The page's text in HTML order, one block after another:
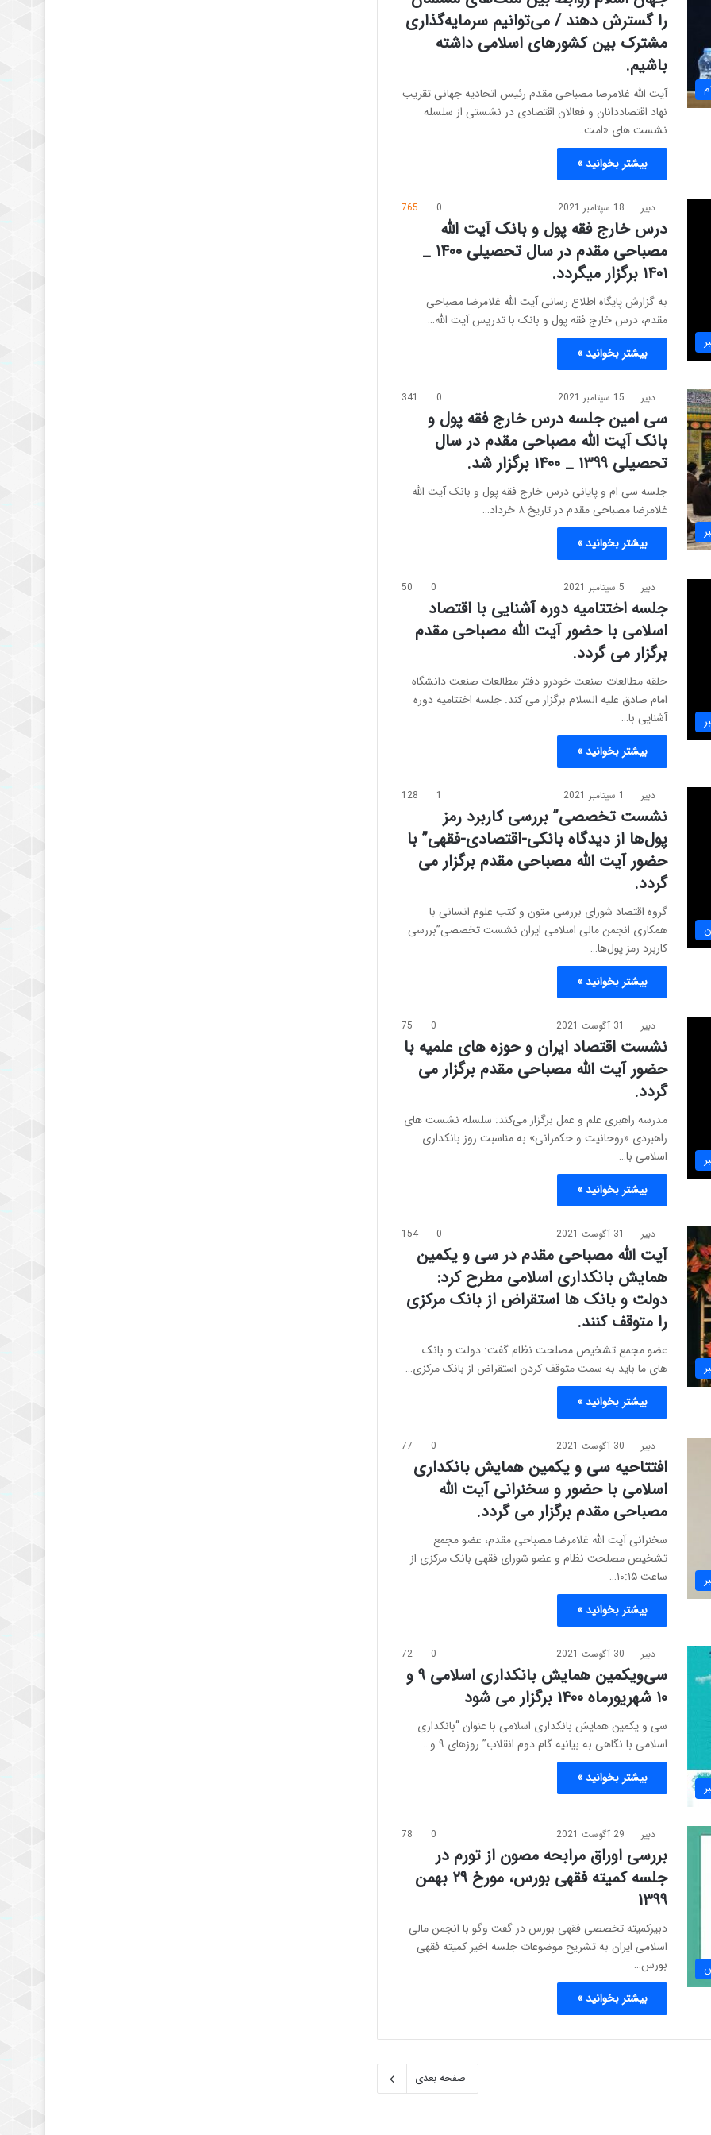
را گسترش دهند / می‌توانیم سرمایه‌گذاری
مشترک بین کشورهای اسلامی داشته
باشیم.
آیت الله غلامرضا مصباحی مقدم رئیس اتحادیه جهانی تقریب
نهاد اقتصاددانان و فعالان اقتصادی در نشستی از سلسله
نشست های «امت…
بیشتر بخوانید »
دبیر 18 سپتامبر 2021 0
765
درس خارج فقه پول و بانک آیت الله
مصباحی مقدم در سال تحصیلی ۱۴۰۰ _
۱۴۰۱ برگزار میگردد.
به گزارش پایگاه اطلاع رسانی آیت الله غلامرضا مصباحی
مقدم، درس خارج فقه پول و بانک با تدریس آیت الله…
بیشتر بخوانید »
دبیر 15 سپتامبر 2021 0
341
سی امین جلسه درس خارج فقه پول و
بانک آیت الله مصباحی مقدم در سال
تحصیلی ۱۳۹۹ _ ۱۴۰۰ برگزار شد.
جلسه سی ام و پایانی درس خارج فقه پول و بانک آیت الله
غلامرضا مصباحی مقدم در تاریخ ۸ خرداد…
بیشتر بخوانید »
دبیر 5 سپتامبر 2021 0
50
جلسه اختتامیه دوره آشنایی با اقتصاد
اسلامی با حضور آیت الله مصباحی مقدم
برگزار می گردد.
حلقه مطالعات صنعت خودرو دفتر مطالعات صنعت دانشگاه
امام صادق علیه السلام برگزار می کند. جلسه اختتامیه دوره
آشنایی با…
بیشتر بخوانید »
دبیر 1 سپتامبر 2021 1
128
نشست تخصصی” بررسی کاربرد رمز
پول‌ها از دیدگاه بانکی-اقتصادی-فقهی” با
حضور آیت الله مصباحی مقدم برگزار می
گردد.
گروه اقتصاد شورای بررسی متون و کتب علوم انسانی با
همکاری انجمن مالی اسلامی ایران نشست تخصصی”بررسی
کاربرد رمز پول‌ها…
بیشتر بخوانید »
دبیر 31 آگوست 2021 0
75
نشست اقتصاد ایران و حوزه های علمیه با
حضور آیت الله مصباحی مقدم برگزار می
گردد.
مدرسه راهبری علم و عمل برگزار می‌کند: سلسله نشست های
راهبردی «روحانیت و حکمرانی» به مناسبت روز بانکداری
اسلامی با…
بیشتر بخوانید »
دبیر 31 آگوست 2021 0
154
آیت الله مصباحی مقدم در سی و یکمین
همایش بانکداری اسلامی مطرح کرد:
دولت و بانک ها استقراض از بانک مرکزی
را متوقف کنند.
عضو مجمع تشخیص مصلحت نظام گفت: دولت و بانک
های ما باید به سمت متوقف کردن استقراض از بانک مرکزی…
بیشتر بخوانید »
دبیر 30 آگوست 2021 0
77
افتتاحیه سی و یکمین همایش بانکداری
اسلامی با حضور و سخنرانی آیت الله
مصباحی مقدم برگزار می گردد.
سخنرانی آیت الله غلامرضا مصباحی مقدم، عضو مجمع
تشخیص مصلحت نظام و عضو شورای فقهی بانک مرکزی از
ساعت ۱۰:۱۵…
بیشتر بخوانید »
دبیر 30 آگوست 2021 0
72
سی‌ویکمین همایش بانکداری اسلامی ۹ و
۱۰ شهریورماه ۱۴۰۰ برگزار می شود
سی و یکمین همایش بانکداری اسلامی با عنوان “بانکداری
اسلامی با نگاهی به بیانیه گام دوم انقلاب” روزهای ۹ و…
بیشتر بخوانید »
دبیر 29 آگوست 2021 0
78
بررسی اوراق مرابحه مصون از تورم در
جلسه کمیته فقهی بورس، مورخ ۲۹ بهمن
۱۳۹۹
دبیرکمیته تخصصی فقهی بورس در گفت وگو با انجمن مالی
اسلامی ایران به تشریح موضوعات جلسه اخیر کمیته فقهی
بورس…
بیشتر بخوانید »
صفحه بعدی